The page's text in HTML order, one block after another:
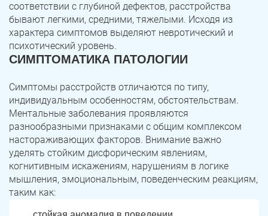
соответствии с глубиной дефектов, расстройства
бывают легкими, средними, тяжелыми. Исходя из
характера симптомов выделяют невротический и
психотический уровень.
СИМПТОМАТИКА ПАТОЛОГИИ
Симптомы расстройств отличаются по типу,
индивидуальным особенностям, обстоятельствам.
Ментальные заболевания проявляются
разнообразными признаками с общим комплексом
настораживающих факторов. Внимание важно
уделять стойким дисфорическим явлениям,
когнитивным искажениям, нарушениям в логике
мышления, эмоциональным, поведенческим реакциям,
таким как:
ПОЛУЧИТЬ ПОМОЩЬ
ЗАДАТЬ ВОПРОС
ПОЛУЧИТЬ ПОМОЩЬ
Касли Роза
Челябинск Сим
Красногорский Нязепетровск
Первомайский
ПОЛУЧИТЬ ПОМОЩЬ